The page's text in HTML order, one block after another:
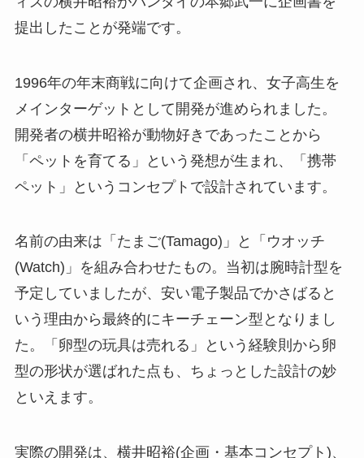
提出したことが発端です。
1996年の年末商戦に向けて企画され、女子高生を
メインターゲットとして開発が進められました。
開発者の横井昭裕が動物好きであったことから
「ペットを育てる」という発想が生まれ、「携帯
ペット」というコンセプトで設計されています。
名前の由来は「たまご(Tamago)」と「ウオッチ
(Watch)」を組み合わせたもの。当初は腕時計型を
予定していましたが、安い電子製品でかさばると
いう理由から最終的にキーチェーン型となりまし
た。「卵型の玩具は売れる」という経験則から卵
型の形状が選ばれた点も、ちょっとした設計の妙
といえます。
実際の開発は、横井昭裕(企画・基本コンセプト)、